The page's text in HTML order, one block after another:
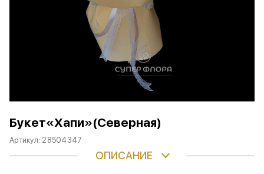
Букет«Хапи»(Северная)
Артикул: 28504347
ОПИСАНИЕ